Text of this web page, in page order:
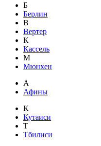
Б
Берлин
В
Вертер
К
Кассель
М
Мюнхен
А
Афины
К
Кутаиси
Т
Тбилиси